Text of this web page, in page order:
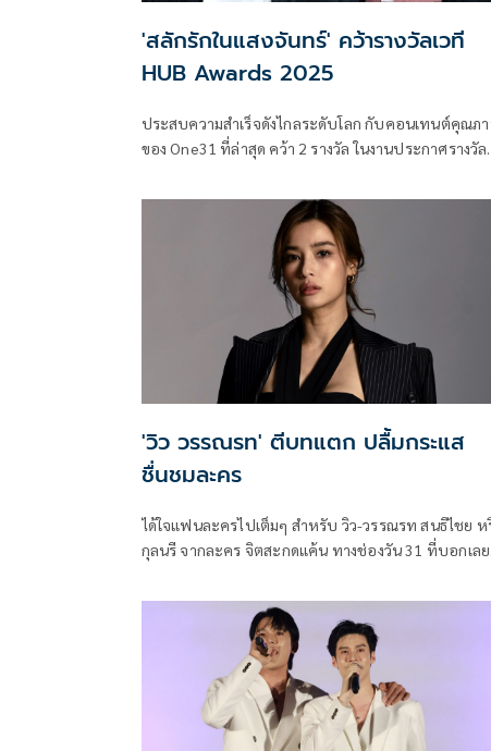
'สลักรักในแสงจันทร์' คว้ารางวัลเวที
HUB Awards 2025
ประสบความสำเร็จดังไกลระดับโลก กับคอนเทนต์คุณภ
ของ One31 ที่ล่าสุด คว้า 2 รางวัล ในงานประกาศรางวัล
จัดขึ้นเพื่อ คอนเทนต์ BL (Boys Love) และ GL (Girls
Love) นอกทวีปเอเชีย
'วิว วรรณรท' ตีบทแตก ปลื้มกระแส
ชื่นชมละคร
ได้ใจแฟนละครไปเต็มๆ สำหรับ วิว-วรรณรท สนธิไชย ห
กุลนรี จากละคร จิตสะกดแค้น ทางช่องวัน 31 ที่บอกเลย
ทุกฉาก จนถูกพูดถึงสนั่นโซเชียล กระแสชื่นชมจากแฟน
ขนาดนี้ โดยสาววิวพูดถึงประเด็นนี้ว่า